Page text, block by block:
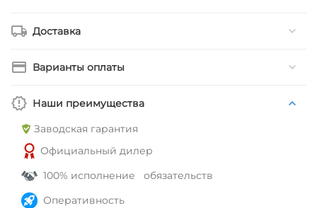
Доставка
Варианты оплаты
Наши преимущества
Заводская гарантия
Официальный дилер
100% исполнение обязательств
Оперативность